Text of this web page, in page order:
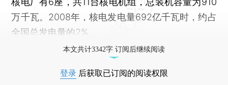
万千瓦。2008年，核电发电量692亿千瓦时，约占
全国总发电量的2%。
本文共计3342字 订阅后继续阅读
登录 后获取已订阅的阅读权限